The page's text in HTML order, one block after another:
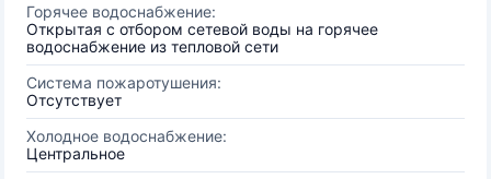
Горячее водоснабжение:
Открытая с отбором сетевой воды на горячее
водоснабжение из тепловой сети
Система пожаротушения:
Отсутствует
Холодное водоснабжение:
Центральное